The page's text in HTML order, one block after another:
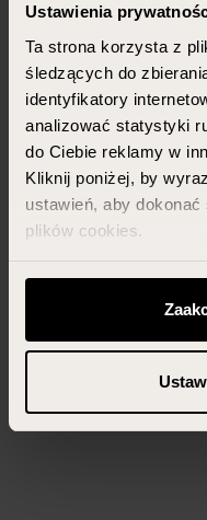
Ustawienia
Ta strona korzysta z
śledzących do
identyfikatory
analizować statystyki
do Ciebie reklamy w
Kliknij poniżej, by
ustawień, aby
plików cookies.
Możesz zawsze
odwołać te, których
przycisk „Ustawienia
Więcej informacji